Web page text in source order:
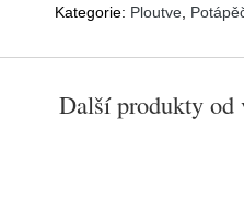
Kategorie: Ploutve
Další produkty od